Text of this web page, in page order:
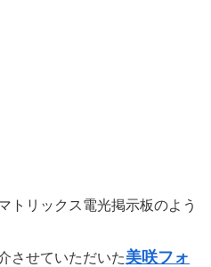
トリックス電光掲示板のよう
させていただいた美咲フォ